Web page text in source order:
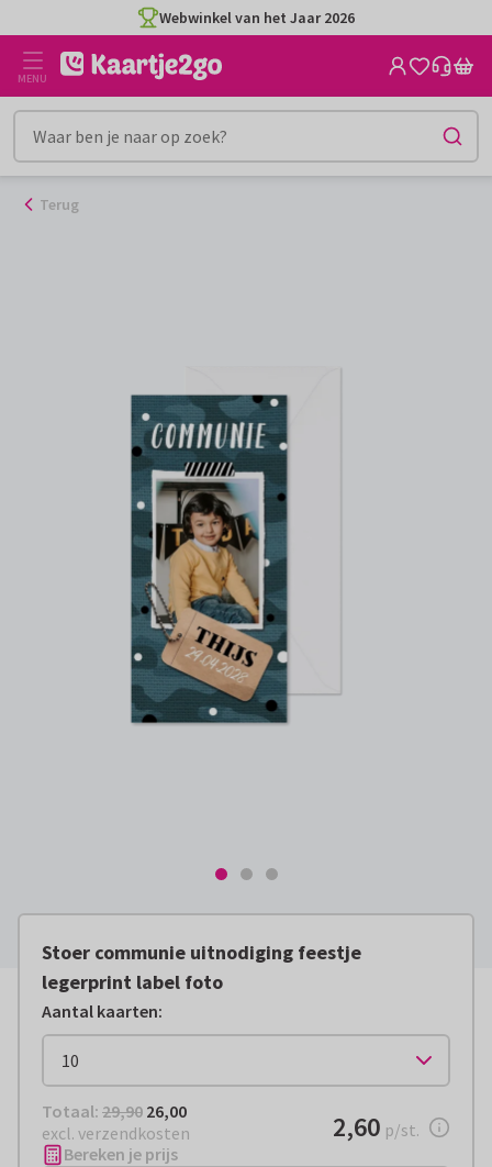
naar
inhoud
Webwinkel van het Jaar 2026
MENU
Terug
Stoer communie uitnodiging feestje
legerprint label foto
Aantal kaarten:
Totaal: € 26,00
Totaal: 29,90 26,00
excl. verzendkosten
€ 2,60per stuk
2,60 p/st.
Bereken je prijs